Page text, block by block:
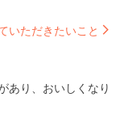
いただきたいこと
あり、おいしくなり